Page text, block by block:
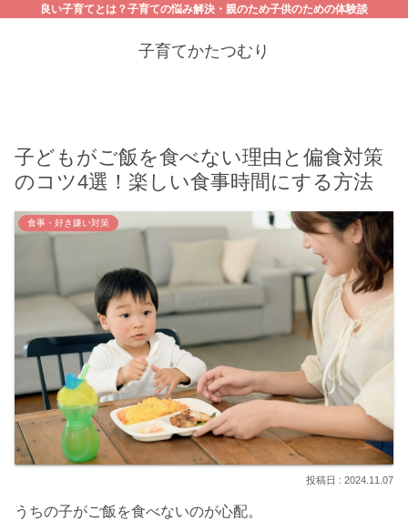
良い子育てとは？子育ての悩み解決・親のため子供のための体験談
子育てかたつむり
子どもがご飯を食べない理由と偏食対策
のコツ4選！楽しい食事時間にする方法
食事・好き嫌い対策
2024.11.07
うちの子がご飯を食べないのが心配。